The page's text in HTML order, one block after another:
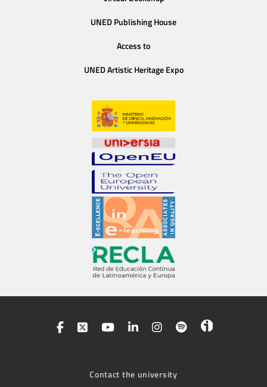
UNED Publishing House
Access to
UNED Artistic Heritage Expo
Contact the university